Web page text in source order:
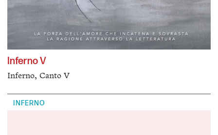
Inferno V
Inferno, Canto V
INFERNO